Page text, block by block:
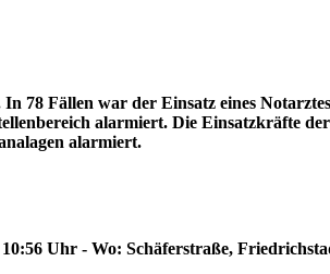
78 Fällen war der Einsatz eines
alarmiert. Die Einsatzkräfte
alarmiert.
Uhr - Wo: Schäferstraße,